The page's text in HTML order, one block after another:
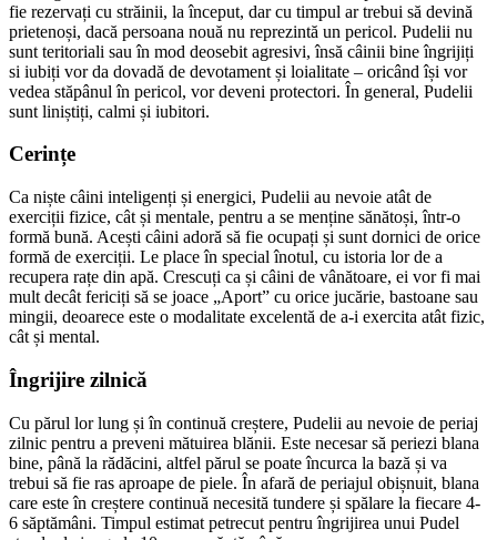
fie rezervați cu străinii, la început, dar cu timpul ar trebui să devină
prietenoși, dacă persoana nouă nu reprezintă un pericol. Pudelii nu
sunt teritoriali sau în mod deosebit agresivi, însă câinii bine îngrijiți
si iubiți vor da dovadă de devotament și loialitate – oricând își vor
vedea stăpânul în pericol, vor deveni protectori. În general, Pudelii
sunt liniștiți, calmi și iubitori.
Cerințe
Ca niște câini inteligenți și energici, Pudelii au nevoie atât de
exerciții fizice, cât și mentale, pentru a se menține sănătoși, într-o
formă bună. Acești câini adoră să fie ocupați și sunt dornici de orice
formă de exerciții. Le place în special înotul, cu istoria lor de a
recupera rațe din apă. Crescuți ca și câini de vânătoare, ei vor fi mai
mult decât fericiți să se joace „Aport” cu orice jucărie, bastoane sau
mingii, deoarece este o modalitate excelentă de a-i exercita atât fizic,
cât și mental.
Îngrijire zilnică
Cu părul lor lung și în continuă creștere, Pudelii au nevoie de periaj
zilnic pentru a preveni mătuirea blănii. Este necesar să periezi blana
bine, până la rădăcini, altfel părul se poate încurca la bază și va
trebui să fie ras aproape de piele. În afară de periajul obișnuit, blana
care este în creștere continuă necesită tundere și spălare la fiecare 4-
6 săptămâni. Timpul estimat petrecut pentru îngrijirea unui Pudel